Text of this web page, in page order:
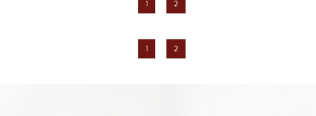
1 2
1 2